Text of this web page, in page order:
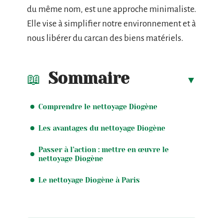
du même nom, est une approche minimaliste.
Elle vise à simplifier notre environnement et à
nous libérer du carcan des biens matériels.
Sommaire
Comprendre le nettoyage Diogène
Les avantages du nettoyage Diogène
Passer à l’action : mettre en œuvre le
nettoyage Diogène
Le nettoyage Diogène à Paris